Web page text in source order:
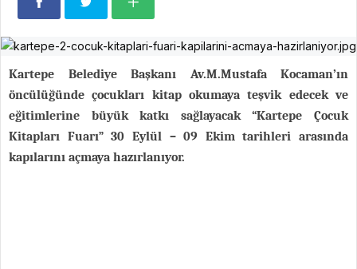
Kartepe Belediye Başkanı Av.M.Mustafa Kocaman’ın
öncülüğünde çocukları kitap okumaya teşvik edecek ve
eğitimlerine büyük katkı sağlayacak “Kartepe Çocuk
Kitapları Fuarı” 30 Eylül – 09 Ekim tarihleri arasında
kapılarını açmaya hazırlanıyor.